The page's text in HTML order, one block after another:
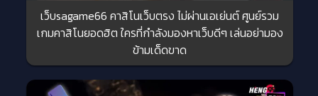
เว็บsagame66 คาสิโนเว็บตรง ไม่ผ่านเอเย่นต์ ศูนย์รวม
เกมคาสิโนยอดฮิต ใครที่กำลังมองหาเว็บดีๆ เล่นอย่ามอง
ข้ามเด็ดขาด